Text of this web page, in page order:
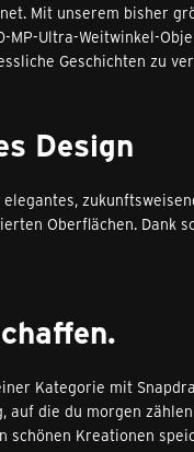
Mit unserem bisher
MP-Ultra-Weitwinkel-
Geschichten zu
Design
Oberflächen.
Kategorie mit
die du morgen
schönen Kreationen